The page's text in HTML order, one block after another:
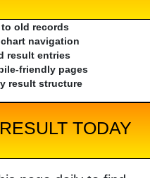
to old records
navigation
result entries
friendly pages
result structure
TODAY